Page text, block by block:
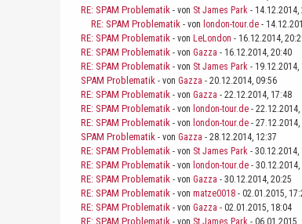
RE: SPAM Problematik - von St James Park- 14.12.2014,
RE: SPAM Problematik - von london-tour.de-
RE: SPAM Problematik - von LeLondon - 16.12.2014,
RE: SPAM Problematik - von Gazza - 16.12.2014, 20:40
RE: SPAM Problematik - von St James Park- 19.12.2014,
SPAM Problematik - von Gazza - 20.12.2014, 09:56
RE: SPAM Problematik - von Gazza - 22.12.2014, 17:48
RE: SPAM Problematik - von london-tour.de- 22.12.2014,
RE: SPAM Problematik - von london-tour.de- 27.12.2014,
SPAM Problematik - von Gazza - 28.12.2014, 12:37
RE: SPAM Problematik - von St James Park- 30.12.2014,
RE: SPAM Problematik - von london-tour.de- 30.12.2014,
RE: SPAM Problematik - von Gazza - 30.12.2014, 20:25
RE: SPAM Problematik - von matze0018- 02.01.2015,
RE: SPAM Problematik - von Gazza - 02.01.2015, 18:04
RE: SPAM Problematik - von St James Park- 06.01.2015,